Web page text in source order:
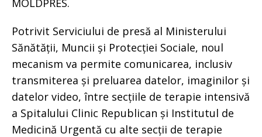
Potrivit Serviciului de presă al Ministerului
Sănătății, Muncii și Protecției Sociale, noul
mecanism va permite comunicarea, inclusiv
transmiterea și preluarea datelor, imaginilor și
datelor video, între secțiile de terapie intensivă
a Spitalului Clinic Republican și Institutul de
Medicină Urgentă cu alte secții de terapie